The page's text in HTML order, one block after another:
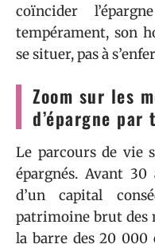
coïncider
tempérament, son
se situer, pas à
Zoom sur les
d’épargne par
Le parcours de vie
épargnés. Avant
d’un capital
patrimoine brut des
la barre des 20 000